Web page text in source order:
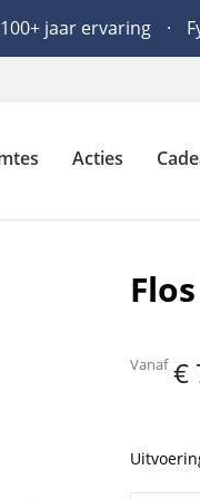
100+ jaar ervaring
Acties
Vanaf €